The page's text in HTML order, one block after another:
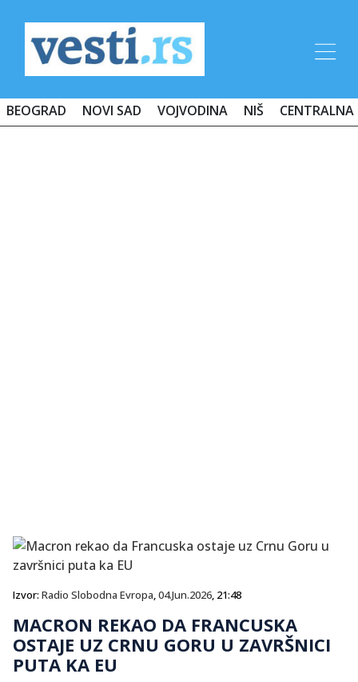
BEOGRAD NOVI SAD VOJVODINA NIŠ CENTRALNA
Izvor: Radio Slobodna Evropa,04.Jun.2026, 21:48
MACRON REKAO DA FRANCUSKA
OSTAJE UZ CRNU GORU U ZAVRŠNICI
PUTA KA EU